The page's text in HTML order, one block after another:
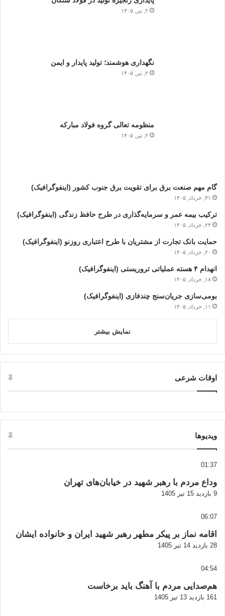
۲, تیر, ۱۴۰۵
نگهداری هوشمند؛ تولید پایدار و ایمن
۲, تیر, ۱۴۰۵
منظومه تعالی گروه فولاد مبارکه
۲, تیر, ۱۴۰۵
گام مهم صنعت برق برای تقویت برق جنوب کشور (اینفوگرافیک)
۳۱, خرداد, ۱۴۰۵
ترکیب بیمه عمر و سرمایه‌گذاری در طرح حافظ زندگی (اینفوگرافیک)
۲۳, خرداد, ۱۴۰۵
حمایت بانک تجارت از مشتریان با طرح اعتباری روزنو (اینفوگرافیک)
۲۰, خرداد, ۱۴۰۵
انهدام ۴ هسته عملیاتی تروریستی (اینفوگرافیک)
۱۸, خرداد, ۱۴۰۵
بومی‌سازی جریان‌سنج چندفازی (اینفوگرافیک)
۱۱, خرداد, ۱۴۰۵
نمایش بیشتر
اوقات شرعی
ویدیوها
01:37
وداع مردم با رهبر شهید در خیابان‌های تهران
9 بازدید 15 تیر 1405
06:07
اقامه نماز بر پیکر مطهر رهبر شهید ایران و خانواده ایشان
28 بازدید 14 تیر 1405
04:54
هم‌صدایی مردم با آهنگ باید برخاست
161 بازدید 13 تیر 1405